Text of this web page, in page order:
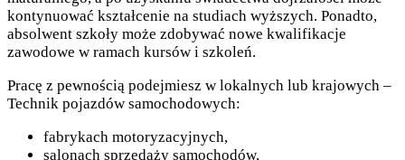
kontynuować kształcenie na studiach wyższych. Ponadto,
absolwent szkoły może zdobywać nowe kwalifikacje
zawodowe w ramach kursów i szkoleń.
Pracę z pewnością podejmiesz w lokalnych lub krajowych –
Technik pojazdów samochodowych:
fabrykach motoryzacyjnych,
salonach sprzedaży samochodów,